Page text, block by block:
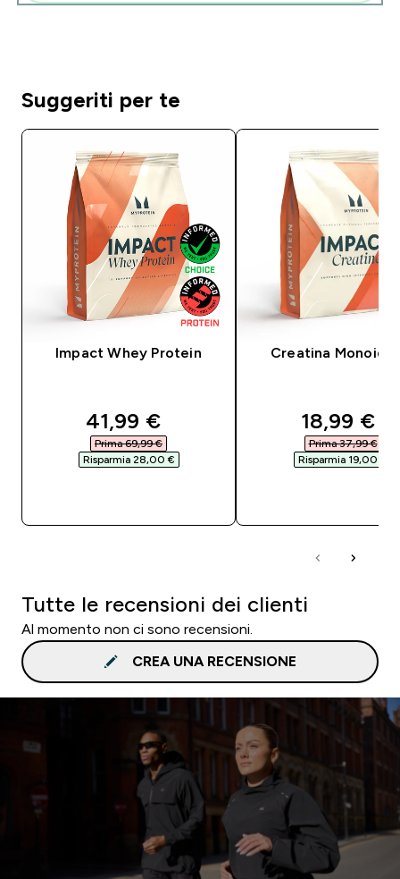
Suggeriti per te
Impact Whey Protein
discounted price
41,99 €‎
Prima 69,99 €‎
Risparmia 28,00 €‎
Creatina
18,99 €‎
Prima 37,99 €‎
Risparmia 19,00 €‎
Tutte le recensioni dei clienti
Al momento non ci sono recensioni.
CREA UNA RECENSIONE